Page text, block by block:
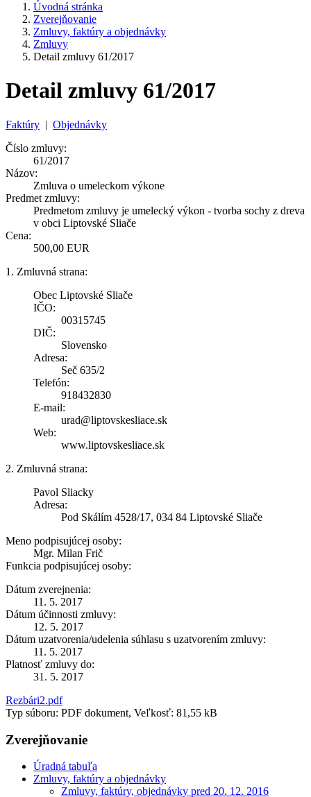
Úvodná stránka
Zverejňovanie
Zmluvy, faktúry a objednávky
Zmluvy
Detail zmluvy 61/2017
Detail zmluvy 61/2017
Faktúry | Objednávky
Číslo zmluvy:
61/2017
Názov:
Zmluva o umeleckom výkone
Predmet zmluvy:
Predmetom zmluvy je umelecký výkon - tvorba sochy z dreva
v obci Liptovské Sliače
Cena:
500,00 EUR
1. Zmluvná strana:
Obec Liptovské Sliače
IČO:
00315745
DIČ:
Slovensko
Adresa:
Seč 635/2
Telefón:
918432830
E-mail:
urad@liptovskesliace.sk
Web:
www.liptovskesliace.sk
2. Zmluvná strana:
Pavol Sliacky
Adresa:
Pod Skálím 4528/17, 034 84 Liptovské Sliače
Meno podpisujúcej osoby:
Mgr. Milan Frič
Funkcia podpisujúcej osoby:
Dátum zverejnenia:
11. 5. 2017
Dátum účinnosti zmluvy:
12. 5. 2017
Dátum uzatvorenia/udelenia súhlasu s uzatvorením zmluvy:
11. 5. 2017
Platnosť zmluvy do:
31. 5. 2017
Rezbári2.pdf
Typ súboru: PDF dokument, Veľkosť: 81,55 kB
Zverejňovanie
Úradná tabuľa
Zmluvy, faktúry a objednávky
Zmluvy, faktúry, objednávky pred 20. 12. 2016